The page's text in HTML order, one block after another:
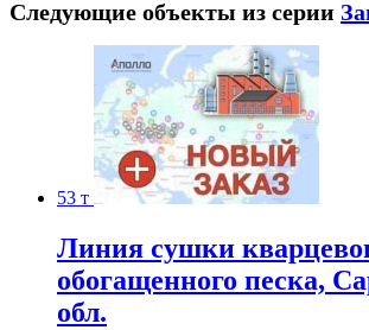
Следующие объекты из серии
53 т
Линия сушки
обогащенного песка,
обл.